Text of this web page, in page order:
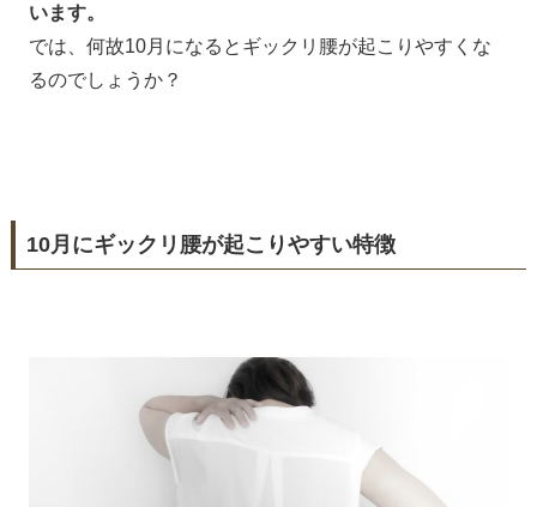
います。
では、何故10月になるとギックリ腰が起こりやすくな
るのでしょうか？
10月にギックリ腰が起こりやすい特徴